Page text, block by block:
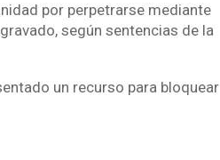
por perpetrarse mediante
según sentencias de la
un recurso para bloquear